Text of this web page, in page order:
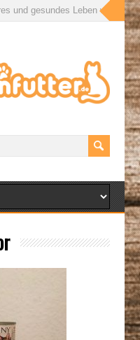
gesundes Leben wirklich